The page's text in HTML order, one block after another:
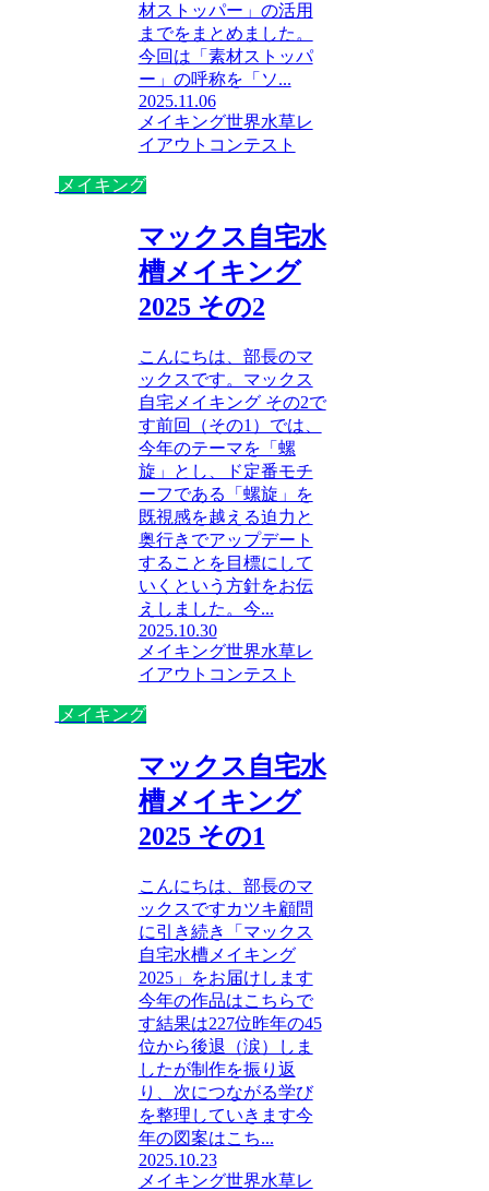
材ストッパー」の活用
までをまとめました。
今回は「素材ストッパ
ー」の呼称を「ソ...
2025.11.06
メイキング世界水草レ
イアウトコンテスト
メイキング
マックス自宅水
槽メイキング
2025 その2
こんにちは、部長のマ
ックスです。マックス
自宅メイキング その2で
す前回（その1）では、
今年のテーマを「螺
旋」とし、ド定番モチ
ーフである「螺旋」を
既視感を越える迫力と
奥行きでアップデート
することを目標にして
いくという方針をお伝
えしました。今...
2025.10.30
メイキング世界水草レ
イアウトコンテスト
メイキング
マックス自宅水
槽メイキング
2025 その1
こんにちは、部長のマ
ックスですカツキ顧問
に引き続き「マックス
自宅水槽メイキング
2025」をお届けします
今年の作品はこちらで
す結果は227位昨年の45
位から後退（涙）しま
したが制作を振り返
り、次につながる学び
を整理していきます今
年の図案はこち...
2025.10.23
メイキング世界水草レ